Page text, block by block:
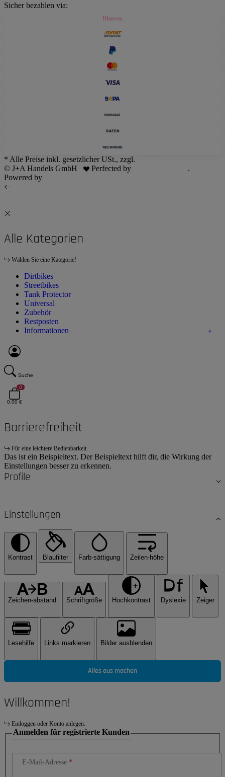
Sicher bezahlen via:
* Alle Preise inkl. gesetzlicher USt., zzgl.
© J+A Handels GmbH
Perfected by
.
Powered by
Alle Kategorien
Wählen Sie eine Kategorie!
Dirtbikes
Streetbikes
Tank Protector
Universal
Zubehör
Restposten
Informationen
Suche
0
0,00 €
Barrierefreiheit
Für eine leichtere Bedienbarkeit
Das ist ein Beispieltext. Der Beispieltext hilft dir, die Wirkung der
Einstellungen besser zu erkennen.
Profile
Einstellungen
Kontrast Blaufilter Farb-sättigung Zeilen-höhe
Zeichen-abstand Schriftgröße Hochkontrast Dyslexie Zeiger
Lesehilfe Links markieren Bilder ausblenden
Alles aus machen
Willkommen!
Einloggen oder Konto anlegen.
Anmelden für registrierte Kunden
E-Mail-Adresse